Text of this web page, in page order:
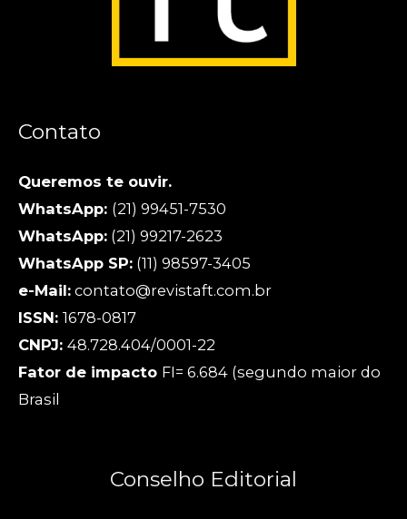
Contato
Queremos te ouvir.
WhatsApp: (21) 99451-7530
WhatsApp: (21) 99217-2623
WhatsApp SP: (11) 98597-3405
e-Mail: contato@revistaft.com.br
ISSN: 1678-0817
CNPJ: 48.728.404/0001-22
Fator de impacto FI= 6.684 (segundo maior do
Brasil
Conselho Editorial